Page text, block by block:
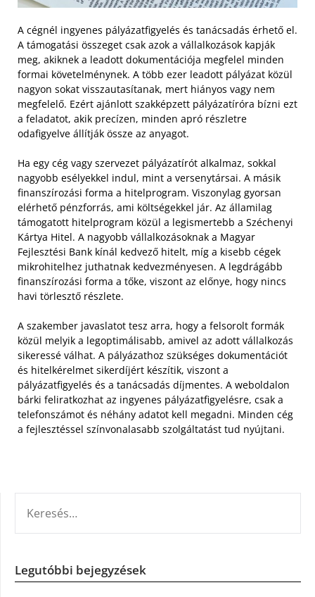
A cégnél ingyenes pályázatfigyelés és tanácsadás érhető el.
A támogatási összeget csak azok a vállalkozások kapják
meg, akiknek a leadott dokumentációja megfelel minden
formai követelménynek. A több ezer leadott pályázat közül
nagyon sokat visszautasítanak, mert hiányos vagy nem
megfelelő. Ezért ajánlott szakképzett pályázatíróra bízni ezt
a feladatot, akik precízen, minden apró részletre
odafigyelve állítják össze az anyagot.
Ha egy cég vagy szervezet pályázatírót alkalmaz, sokkal
nagyobb esélyekkel indul, mint a versenytársai. A másik
finanszírozási forma a hitelprogram. Viszonylag gyorsan
elérhető pénzforrás, ami költségekkel jár. Az államilag
támogatott hitelprogram közül a legismertebb a Széchenyi
Kártya Hitel. A nagyobb vállalkozásoknak a Magyar
Fejlesztési Bank kínál kedvező hitelt, míg a kisebb cégek
mikrohitelhez juthatnak kedvezményesen. A legdrágább
finanszírozási forma a tőke, viszont az előnye, hogy nincs
havi törlesztő részlete.
A szakember javaslatot tesz arra, hogy a felsorolt formák
közül melyik a legoptimálisabb, amivel az adott vállalkozás
sikeressé válhat. A pályázathoz szükséges dokumentációt
és hitelkérelmet sikerdíjért készítik, viszont a
pályázatfigyelés és a tanácsadás díjmentes. A weboldalon
bárki feliratkozhat az ingyenes pályázatfigyelésre, csak a
telefonszámot és néhány adatot kell megadni. Minden cég
a fejlesztéssel színvonalasabb szolgáltatást tud nyújtani.
Legutóbbi bejegyzések